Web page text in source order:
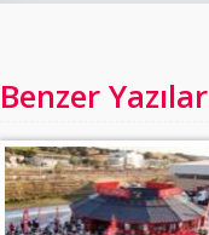
Benzer Yazılar